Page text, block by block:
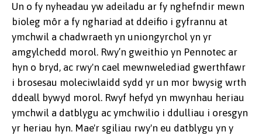
Un o fy nyheadau yw adeiladu ar fy nghefndir mewn
bioleg môr a fy nghariad at ddeifio i gyfrannu at
ymchwil a chadwraeth yn uniongyrchol yn yr
amgylchedd morol. Rwy’n gweithio yn Pennotec ar
hyn o bryd, ac rwy'n cael mewnwelediad gwerthfawr
i brosesau moleciwlaidd sydd yr un mor bwysig wrth
ddeall bywyd morol. Rwyf hefyd yn mwynhau heriau
ymchwil a datblygu ac ymchwilio i ddulliau i oresgyn
yr heriau hyn. Mae'r sgiliau rwy'n eu datblygu yn y